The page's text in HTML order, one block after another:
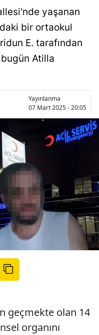
yaşanan
bir ortaokul
E. tarafından
Atilla
Yayınlanma
07 Mart 2025 - 20:05
geçmekte olan 14
organını